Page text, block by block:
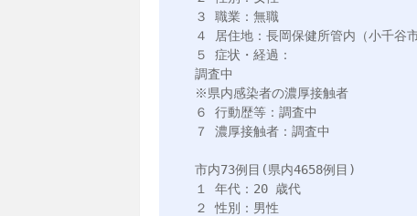
３ 職業：無職
４ 居住地：長岡保健所管内（小千谷市
５ 症状・経過：
調査中
※県内感染者の濃厚接触者
６ 行動歴等：調査中
７ 濃厚接触者：調査中
市内73例目(県内4658例目)
１ 年代：20 歳代
２ 性別：男性